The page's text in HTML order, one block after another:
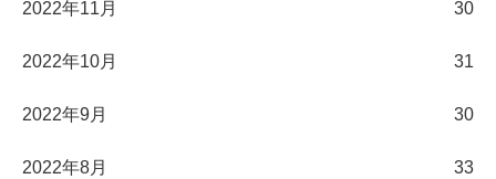
2022年11月 30
2022年10月 31
2022年9月 30
2022年8月 33